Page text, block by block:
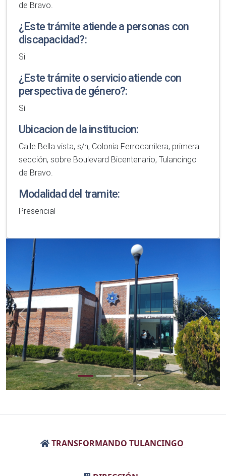
de Bravo.
¿Este trámite atiende a personas con
discapacidad?:
Si
¿Este trámite o servicio atiende con
perspectiva de género?:
Si
Ubicacion de la institucion:
Calle Bella vista, s/n, Colonia Ferrocarrilera, primera
sección, sobre Boulevard Bicentenario, Tulancingo
de Bravo.
Modalidad del tramite:
Presencial
Anterior
TRANSFORMANDO TULANCINGO